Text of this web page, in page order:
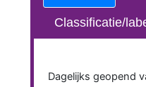
Classificatie/
Dagelijks geopend